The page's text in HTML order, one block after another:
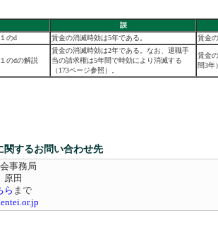
誤
のd
賃金の消滅時効は5年である。 賃金
のdの解説
賃金の消滅時効は2年である。なお、退職手
当の請求権は5年間で時効により消滅する
（173ページ参照）。
賃金
間3年
関するお問い合わせ先
事務局
田
ら まで